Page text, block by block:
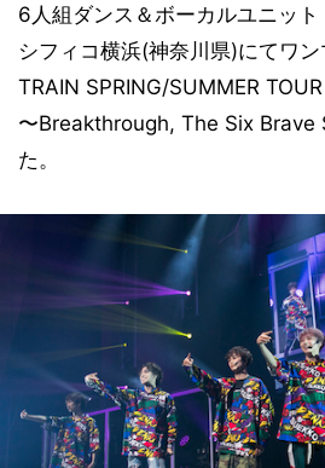
6人組ダンス＆ボーカルユニッ
シフィコ横浜(神奈川県)にてワ
TRAIN SPRING/SUMMER
〜Breakthrough, The Six Brave
た。